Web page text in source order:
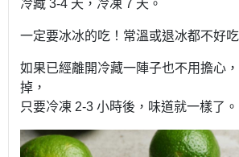
冷藏 3-4 天，冷凍 7 天。
一定要冰冰的吃！常溫或退冰都不好吃
如果已經離開冷藏一陣子也不用擔心
掉，
只要冷凍 2-3 小時後，味道就一樣了。